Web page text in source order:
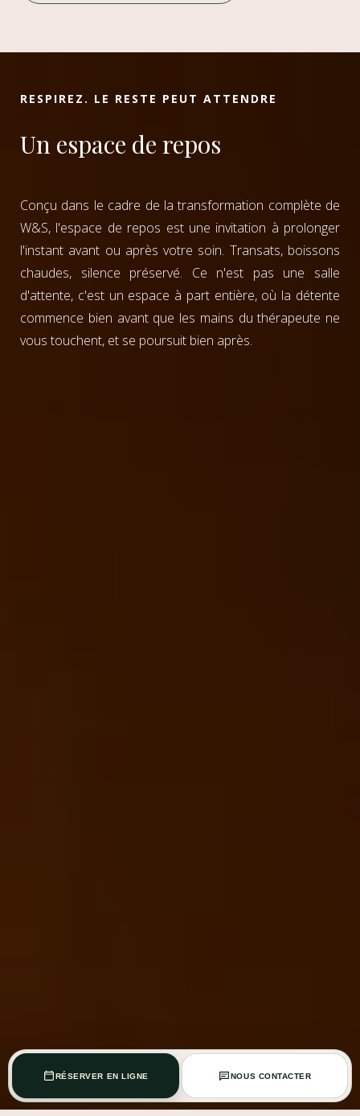
RESPIREZ. LE RESTE PEUT ATTENDRE
Un espace de repos
Conçu dans le cadre de la transformation complète de
W&S, l'espace de repos est une invitation à prolonger
l'instant avant ou après votre soin. Transats, boissons
chaudes, silence préservé. Ce n'est pas une salle
d'attente, c'est un espace à part entière, où la détente
commence bien avant que les mains du thérapeute ne
vous touchent, et se poursuit bien après.
RÉSERVER EN LIGNE NOUS CONTACTER